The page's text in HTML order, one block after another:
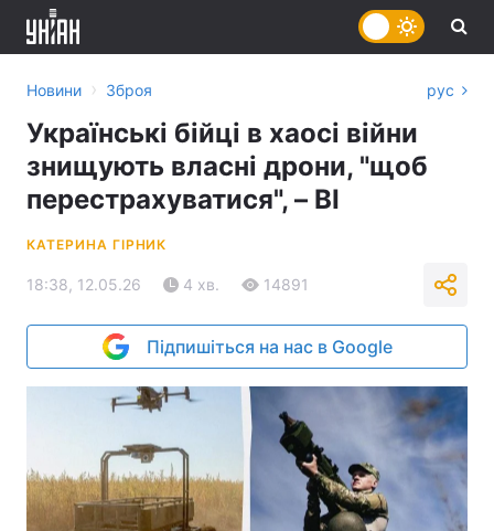
Новини › Зброя рус
Українські бійці в хаосі війни
знищують власні дрони, "щоб
перестрахуватися", – BI
КАТЕРИНА ГІРНИК
18:38, 12.05.26 4 хв. 14891
Підпишіться на нас в Google